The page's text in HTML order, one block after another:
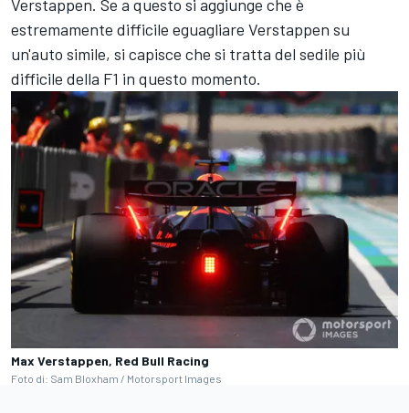
Verstappen. Se a questo si aggiunge che è
estremamente difficile eguagliare Verstappen su
un'auto simile, si capisce che si tratta del sedile più
difficile della F1 in questo momento.
Max Verstappen, Red Bull Racing
Foto di: Sam Bloxham / Motorsport Images